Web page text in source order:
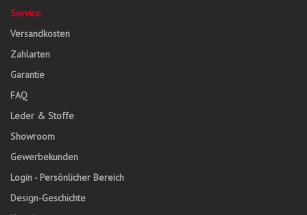
Service
Versandkosten
Zahlarten
Garantie
FAQ
Leder & Stoffe
Showroom
Gewerbekunden
Login - Persönlicher Bereich
Design-Geschichte